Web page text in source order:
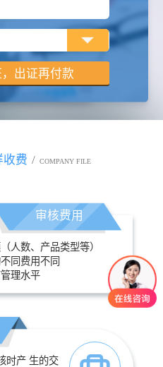
收费 / COMPANY FILE
审核费用
人数、产品类型等）
同费用不同
理水平
时产 生的交